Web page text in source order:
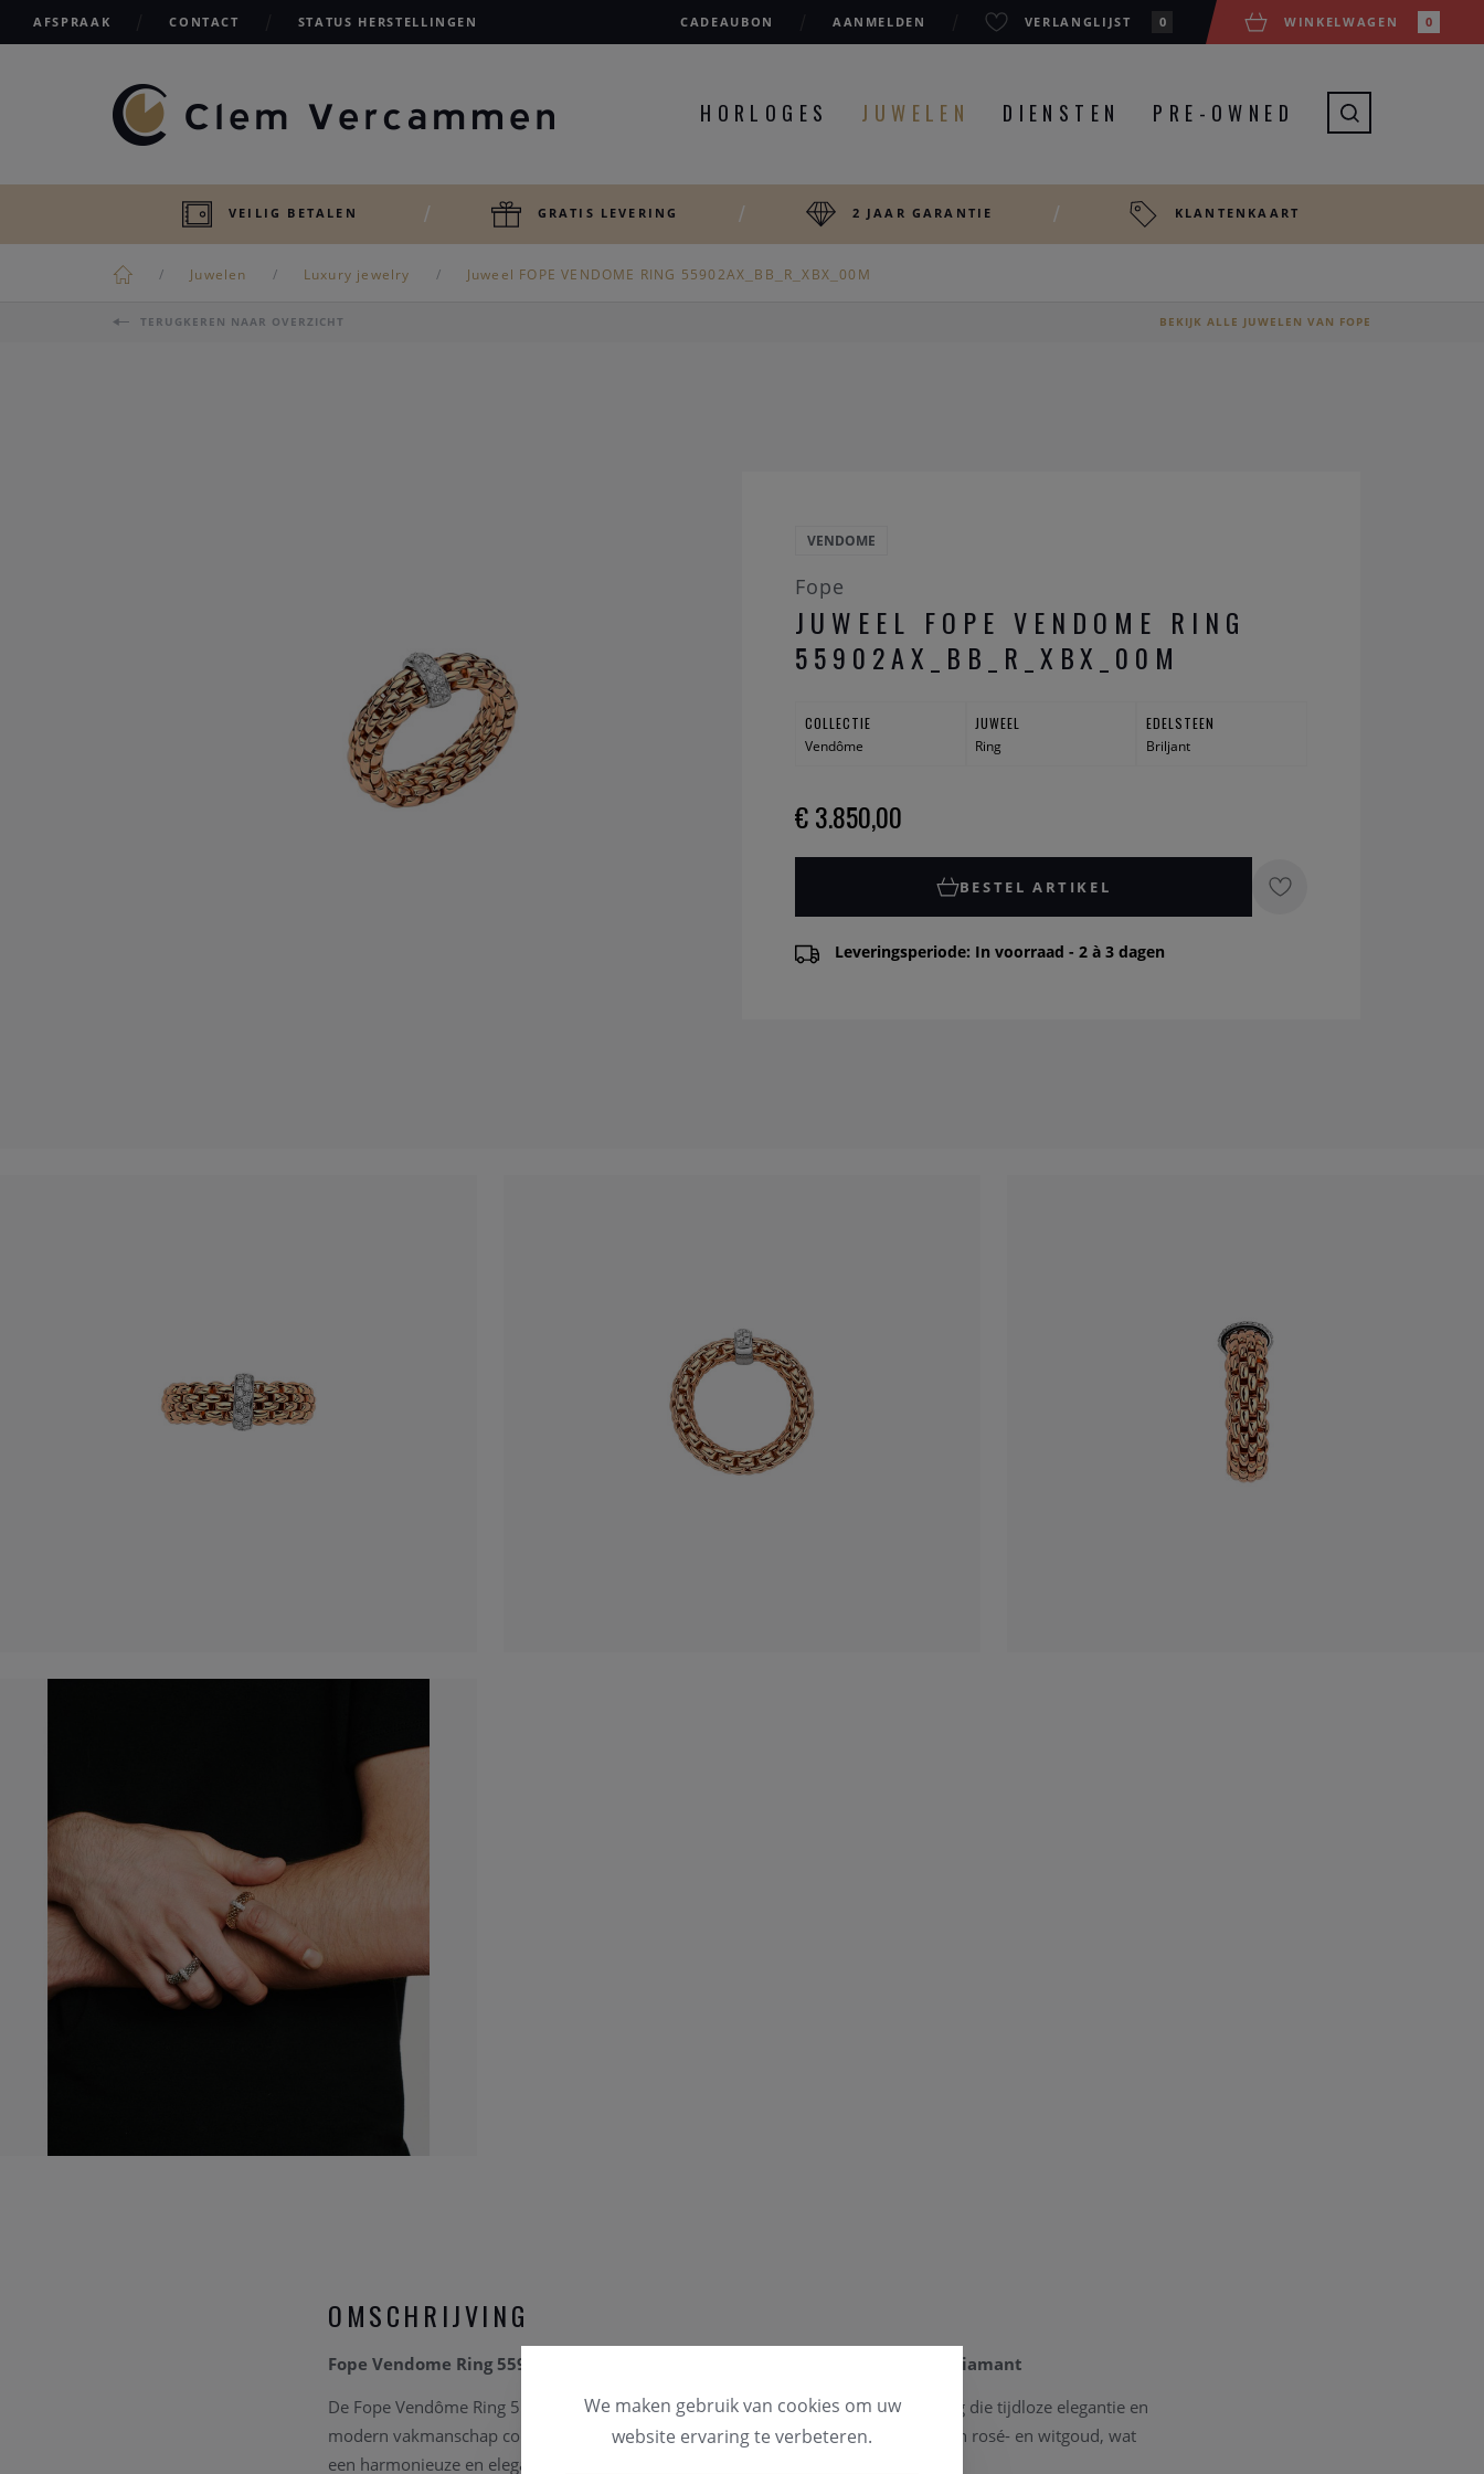
AFSPRAAK CONTACT STATUS HERSTELLINGEN CADEAUBON AANMELDEN VERLANGLIJST 0 WINKELWAGEN 0
HORLOGES JUWELEN DIENSTEN PRE-OWNED
VEILIG BETALEN GRATIS LEVERING 2 JAAR GARANTIE KLANTENKAART
Juwelen Luxury jewelry Juweel FOPE VENDOME RING 55902AX_BB_R_XBX_00M
TERUGKEREN NAAR OVERZICHT BEKIJK ALLE JUWELEN VAN FOPE
VENDOME
Fope
JUWEEL FOPE VENDOME RING
55902AX_BB_R_XBX_00M
COLLECTIE
Vendôme
JUWEEL
Ring
EDELSTEEN
Briljant
€ 3.850,00
BESTEL ARTIKEL
Leveringsperiode: In voorraad - 2 à 3 dagen
OMSCHRIJVING
Fope Vendome Ring 55902AX_BB_R_XBX_00M rosé en wit goud met 0,10 ct diamant
De Fope Vendôme Ring 55902AX_BB_R_XBX_00M is een verfijnde en luxueuze ring die tijdloze elegantie en
modern vakmanschap combineert. Deze ring is vervaardigd uit een subtiele mix van rosé- en witgoud, wat
een harmonieuze en elegante uitstraling creëert.
We maken gebruik van cookies om uw
website ervaring te verbeteren.